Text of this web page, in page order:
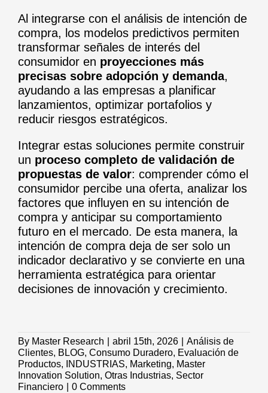
Al integrarse con el análisis de intención de
compra, los modelos predictivos permiten
transformar señales de interés del
consumidor en proyecciones más
precisas sobre adopción y demanda,
ayudando a las empresas a planificar
lanzamientos, optimizar portafolios y
reducir riesgos estratégicos.
Integrar estas soluciones permite construir
un proceso completo de validación de
propuestas de valor: comprender cómo el
consumidor percibe una oferta, analizar los
factores que influyen en su intención de
compra y anticipar su comportamiento
futuro en el mercado. De esta manera, la
intención de compra deja de ser solo un
indicador declarativo y se convierte en una
herramienta estratégica para orientar
decisiones de innovación y crecimiento.
By Master Research abril 15th, 2026
Análisis de
Clientes, BLOG, Consumo Duradero, Evaluación de
Productos, INDUSTRIAS, Marketing, Master
Innovation Solution, Otras Industrias, Sector
Financiero
0 Comments